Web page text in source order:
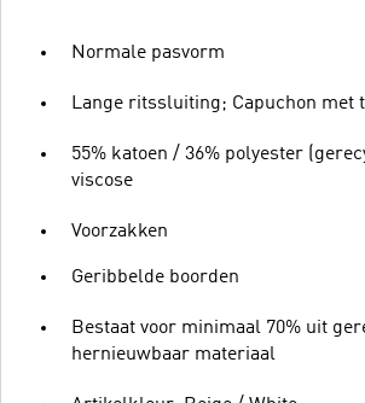
Normale pasvorm
Lange ritssluiting; Capuchon met
55% katoen / 36% polyester
viscose
Voorzakken
Geribbelde boorden
Bestaat voor minimaal 70% uit
hernieuwbaar materiaal